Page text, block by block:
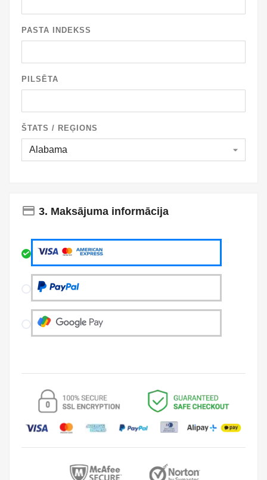
PASTA INDEKSS
PILSĒTA
ŠTATS / REĢIONS
payment 3. Maksājuma informācija